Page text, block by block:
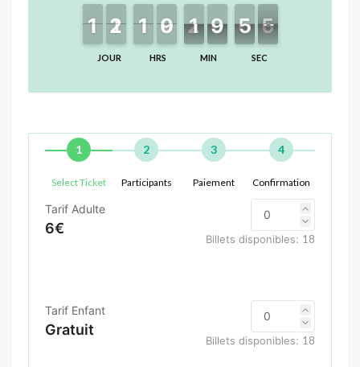
JOUR
1
1
1
1 1
1
2
2
HRS
1
1
1
1 9
9
0
0
MIN
2
1
1 0
9
9
SEC
0
5
5 5
5
4
1
Select Ticket
2
Participants
3
Paiement
4
Confirmation
Tarif Adulte
6€
Billets disponibles: 18
Tarif Enfant
Gratuit
Billets disponibles: 18